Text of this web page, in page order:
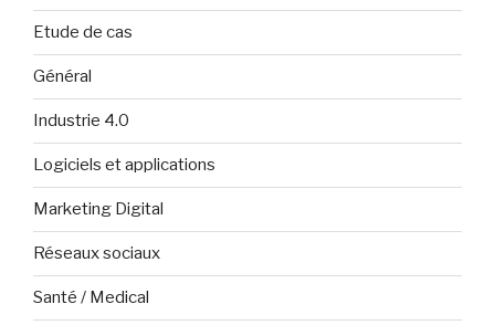
Etude de cas
Général
Industrie 4.0
Logiciels et applications
Marketing Digital
Réseaux sociaux
Santé / Medical